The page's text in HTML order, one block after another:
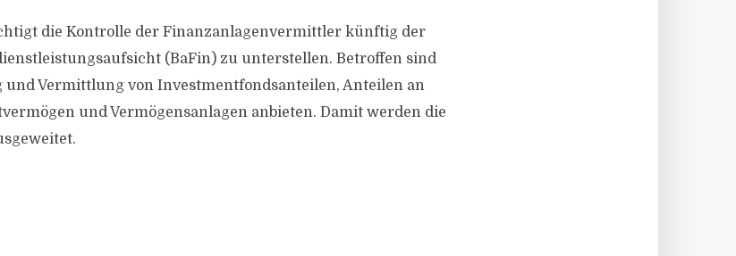
die Kontrolle der Finanzanlagenvermittler künftig der
(BaFin) zu unterstellen. Betroffen sind
und Vermittlung von Investmentfondsanteilen, Anteilen an
und Vermögensanlagen anbieten. Damit werden die